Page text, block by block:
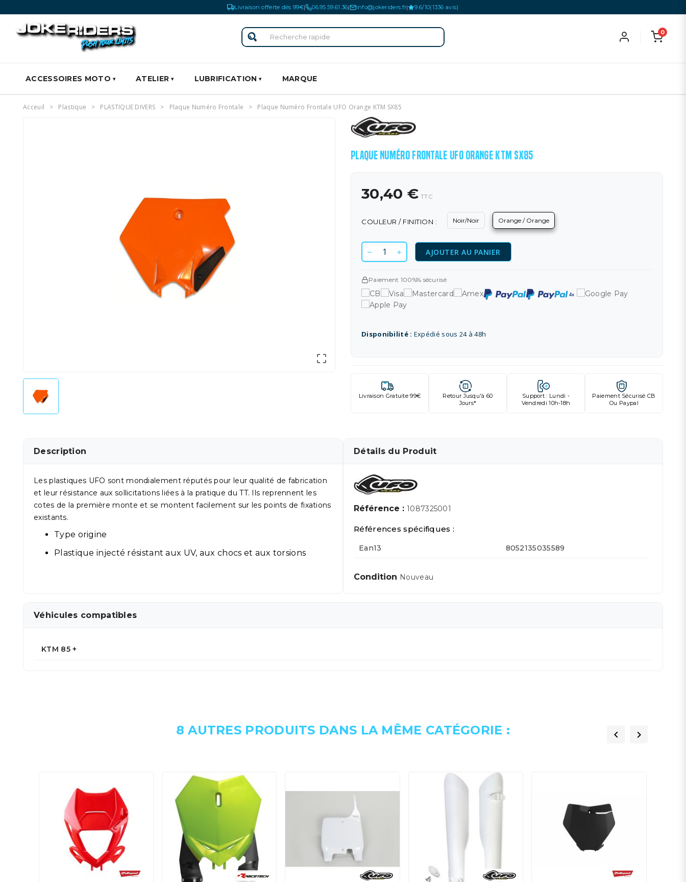
Livraison offerte dès 99€| 06.95.59.61.36| info@jokeriders.fr| 9.6/10(1336 avis)
0
ACCESSOIRES MOTO ATELIER LUBRIFICATION MARQUE
Acceuil Plastique PLASTIQUE DIVERS Plaque Numéro Frontale Plaque Numéro Frontale UFO Orange KTM SX85

PLAQUE NUMÉRO FRONTALE UFO ORANGE KTM SX85
30,40 € TTC
COULEUR / FINITION : Noir/Noir Orange / Orange
AJOUTER AU PANIER
Paiement 100%% sécurisé
Disponibilité : Expédié sous 24 à 48h
Livraison Gratuite 99€
Retour Jusqu'à 60
Jours*
Support : Lundi -
Vendredi 10h-18h
Paiement Sécurisé CB
Ou Paypal
Description
Les plastiques UFO sont mondialement réputés pour leur qualité de fabrication
et leur résistance aux sollicitations liées à la pratique du TT. Ils reprennent les
cotes de la première monte et se montent facilement sur les points de fixations
existants.
Type origine
Plastique injecté résistant aux UV, aux chocs et aux torsions
Détails du Produit
Référence : 1087325001
Références spécifiques :
Ean13 8052135035589
Condition Nouveau
Véhicules compatibles
KTM 85 +
8 AUTRES PRODUITS DANS LA MÊME CATÉGORIE :  